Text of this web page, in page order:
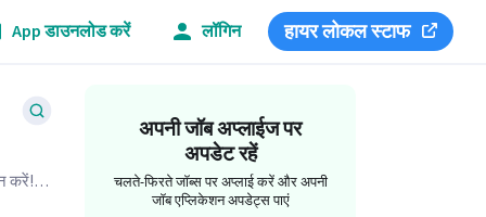
App डाउनलोड करें लॉगिन हायर लोकल स्टाफ
करें!
अपनी जॉब अप्लाईज पर
अपडेट रहें
चलते-फिरते जॉब्स पर अप्लाई करें और अपनी
जॉब एप्लिकेशन अपडेट्स पाएं